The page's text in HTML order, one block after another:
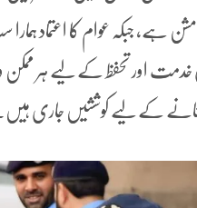
ہے، جبکہ عوام کا اعتماد
خدمت اور تحفظ کے لیے ہر
بنانے کے لیے کوششیں جاری ہیں۔